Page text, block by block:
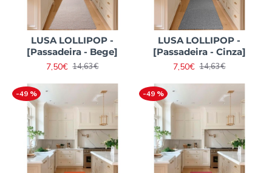
LUSA LOLLIPOP -
[Passadeira - Bege]
7,50€ 14,63€
LUSA LOLLIPOP -
[Passadeira - Cinza]
7,50€ 14,63€
-49 % -49 %